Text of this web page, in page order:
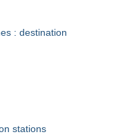
: destination
stations